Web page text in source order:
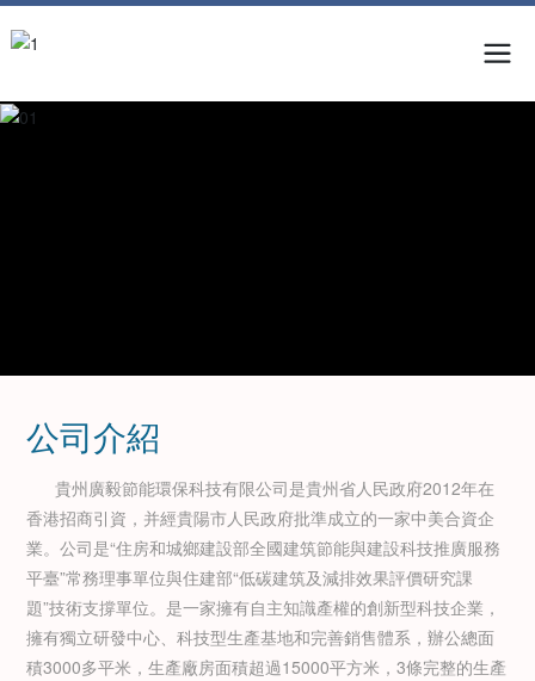
公司介紹
貴州廣毅節能環保科技有限公司是貴州省人民政府2012年在
香港招商引資，并經貴陽市人民政府批準成立的一家中美合資企
業。公司是“住房和城鄉建設部全國建筑節能與建設科技推廣服務
平臺”常務理事單位與住建部“低碳建筑及減排效果評價研究課
題”技術支撐單位。是一家擁有自主知識產權的創新型科技企業，
擁有獨立研發中心、科技型生產基地和完善銷售體系，辦公總面
積3000多平米，生產廠房面積超過15000平方米，3條完整的生產